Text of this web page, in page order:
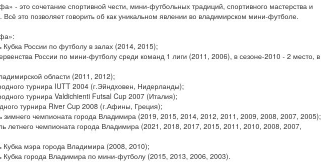
- это сочетание спортивной чести, мини-футбольных традиций, спортивного мастерства и
это позволяет говорить об как уникальном явлении во владимирском мини-футболе.
Кубка России по футболу в залах (2014, 2015);
России по мини-футболу среди команд 1 лиги (2011, 2006), в сезоне-2010 - 2 место, в
области (2011, 2012);
турнира IUTT 2004 (г.Эйндховен, Нидерланды);
турнира Valdichienti Futsal Cup 2007 (Италия);
турнира River Cup 2008 (г.Афины, Греция);
зимнего чемпионата города Владимира (2019, 2015, 2014, 2012, 2011, 2009, 2008, 2007, 2005);
летнего чемпионата города Владимира (2021, 2018, 2017, 2015, 2011, 2010, 2008, 2007,
Кубка мэра города Владимира (2008, 2010);
Кубка города Владимира по мини-футболу (2015, 2013, 2006, 2003).